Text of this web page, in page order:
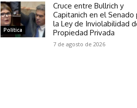
Política
Cruce entre Bullrich y
Capitanich en el Senado
la Ley de Inviolabilidad
Propiedad Privada
7 de agosto de 2026